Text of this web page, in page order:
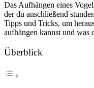
Das Aufhängen eines
der du anschließend
Tipps und Tricks, um
aufhängen kannst und was
Überblick